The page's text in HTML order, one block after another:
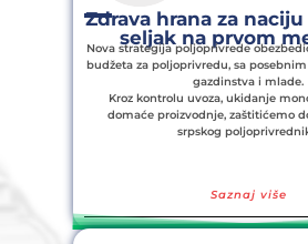
Zdrava hrana za
seljak na prvom
Nova strategija poljoprivrede
budžeta za poljoprivredu, sa
gazdinstva i mlade.
Kroz kontrolu uvoza, ukidanje
domaće proizvodnje, zaštitićemo
srpskog
Saznaj više